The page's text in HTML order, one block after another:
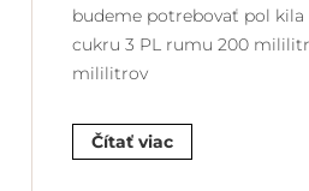
budeme potrebovať pol kila
cukru 3 PL rumu 200
mililitrov
Čítať viac